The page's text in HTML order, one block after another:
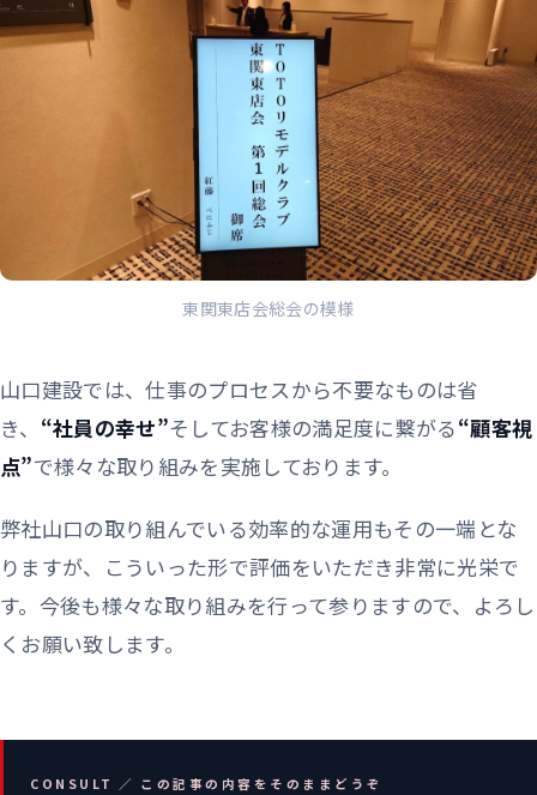
東関東店会総会の模様
山口建設では、仕事のプロセスから不要なものは省
き、 “社員の幸せ”そしてお客様の満足度に繋がる“顧客視
点”で様々な取り組みを実施しております。
弊社山口の取り組んでいる効率的な運用もその一端とな
りますが、こういった形で評価をいただき非常に光栄で
す。今後も様々な取り組みを行って参りますので、よろし
くお願い致します。
CONSULT ／ この記事の内容をそのままどうぞ